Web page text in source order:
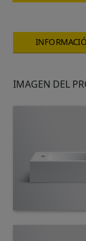
IMAGEN DEL